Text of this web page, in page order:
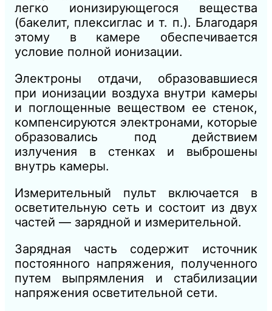
легко ионизирующегося вещества
(бакелит, плексиглас и т. п.). Благодаря
этому в камере обеспечивается
условие полной ионизации.
Электроны отдачи, образовавшиеся
при ионизации воздуха внутри камеры
и поглощенные веществом ее стенок,
компенсируются электронами, которые
образовались под действием
излучения в стенках и выброшены
внутрь камеры.
Измерительный пульт включается в
осветительную сеть и состоит из двух
частей — зарядной и измерительной.
Зарядная часть содержит источник
постоянного напряжения, полученного
путем выпрямления и стабилизации
напряжения осветительной сети.